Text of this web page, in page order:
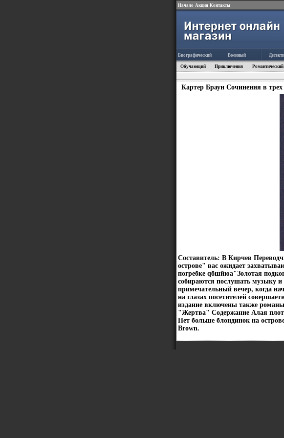
Начало Акция Контакты
Биографический Военный
Обучающий Приключения Романтический
Картер Браун Сочинения в
Составитель: В Кирчев
острове" вас ожидает
погребке qбшйюа"Золотая
собираются послушать музыку
примечательный вечер, когда
на глазах посетителей
издание включены также
"Жертва" Содержание Алая
Нет больше блондинок на
Brown.